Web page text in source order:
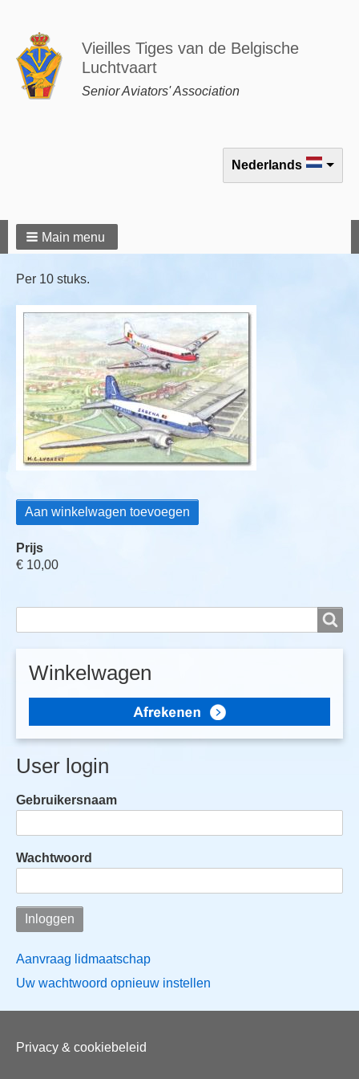
Vieilles Tiges van de Belgische
Luchtvaart
Senior Aviators' Association
Select your language
Nederlands
Main menu
Per 10 stuks.
Prijs
€ 10,00
Winkelwagen
User login
Gebruikersnaam
Wachtwoord
Aanvraag lidmaatschap
Uw wachtwoord opnieuw instellen
Voet
Privacy & cookiebeleid